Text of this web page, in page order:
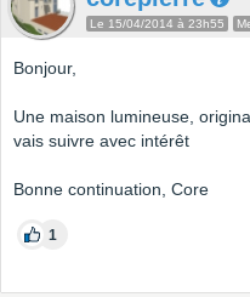
Le 15/04/2014 à 23h55
Bonjour,
Une maison lumineuse,
vais suivre avec intérêt
Bonne continuation, Core
1